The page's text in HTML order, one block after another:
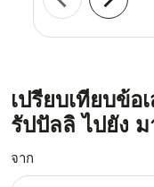
เปรียบเทียบข้
รัปปัลลิ ไปยัง
จาก